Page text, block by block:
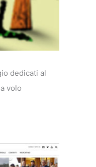
dedicati al
volo